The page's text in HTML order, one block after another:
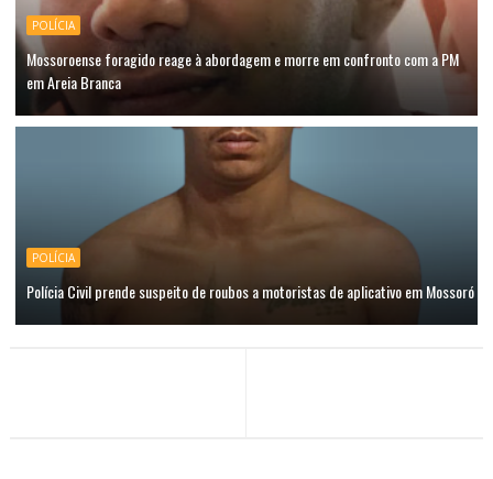
POLÍCIA
Mossoroense foragido reage à abordagem e morre em confronto com a PM
em Areia Branca
POLÍCIA
Polícia Civil prende suspeito de roubos a motoristas de aplicativo em Mossoró